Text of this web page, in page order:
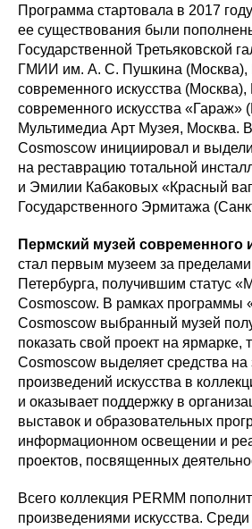
Программа стартовала в 2017
ее существования были
Государственной Третьяковской
ГМИИ им. А. С. Пушкина (Москва),
современного искусства (Москва),
современного искусства «Гараж»
Мультимедиа Арт Музея, Москва.
Cosmoscow инициировал и
на реставрацию тотальной
и Эмилии Кабаковых «Красный
Государственного Эрмитажа
Пермский музей современного
стал первым музеем за
Петербурга, получившим статус
Cosmoscow. В рамках программы
Cosmoscow выбранный музей
показать свой проект на ярмарке,
Cosmoscow выделяет средства на
произведений искусства в
и оказывает поддержку в
выставок и образовательных
информационном освещении и
проектов, посвященных
Всего коллекция PERMM
произведениями искусства.